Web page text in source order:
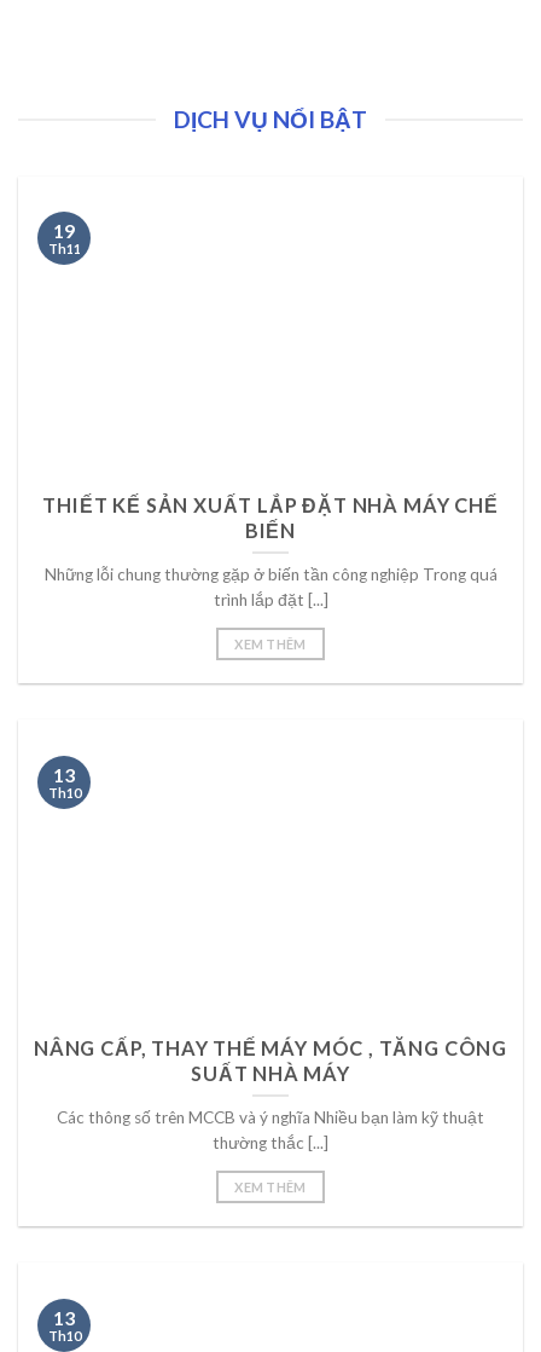
DỊCH VỤ NỔI BẬT
THIẾT KẾ SẢN XUẤT LẮP ĐẶT NHÀ MÁY CHẾ
BIẾN
Những lỗi chung thường gặp ở biến tần công nghiệp Trong quá
trình lắp đặt [...]
XEM THÊM
19
Th11
NÂNG CẤP, THAY THẾ MÁY MÓC , TĂNG CÔNG
SUẤT NHÀ MÁY
Các thông số trên MCCB và ý nghĩa Nhiều bạn làm kỹ thuật
thường thắc [...]
XEM THÊM
13
Th10
13
Th10